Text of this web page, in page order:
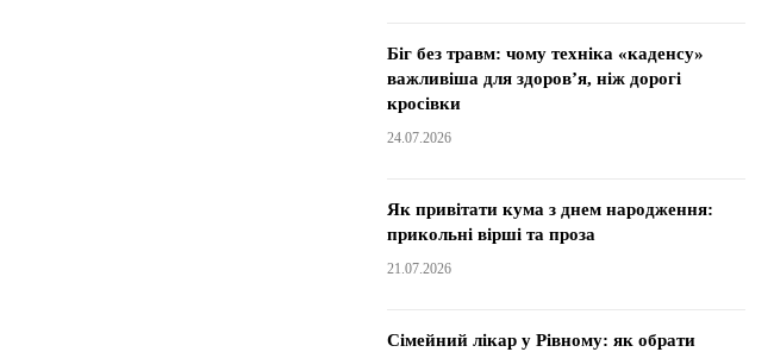
Біг без травм: чому техніка «каденсу»
важливіша для здоров’я, ніж дорогі
кросівки
24.07.2026
Як привітати кума з днем народження:
прикольні вірші та проза
21.07.2026
Сімейний лікар у Рівному: як обрати